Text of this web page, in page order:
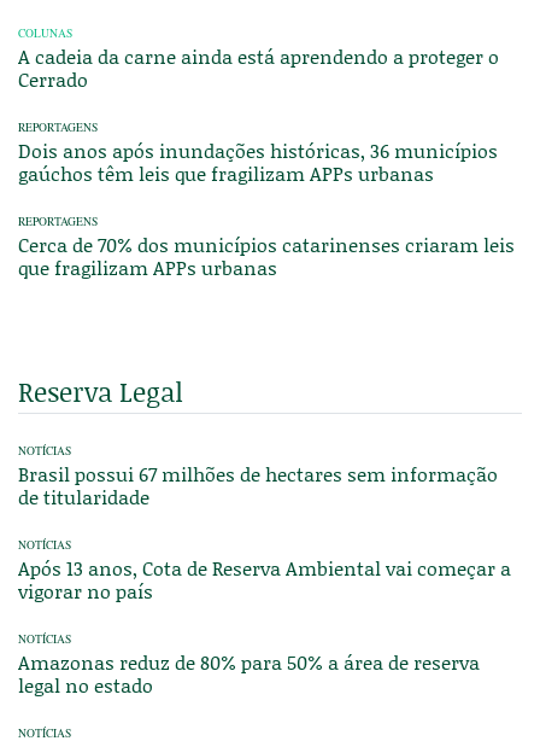
COLUNAS
A cadeia da carne ainda está aprendendo a proteger o
Cerrado
REPORTAGENS
Dois anos após inundações históricas, 36 municípios
gaúchos têm leis que fragilizam APPs urbanas
REPORTAGENS
Cerca de 70% dos municípios catarinenses criaram leis
que fragilizam APPs urbanas
Reserva Legal
NOTÍCIAS
Brasil possui 67 milhões de hectares sem informação
de titularidade
NOTÍCIAS
Após 13 anos, Cota de Reserva Ambiental vai começar a
vigorar no país
NOTÍCIAS
Amazonas reduz de 80% para 50% a área de reserva
legal no estado
NOTÍCIAS